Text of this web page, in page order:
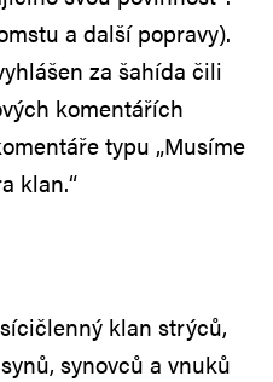
a další popravy).
za šahída čili
komentářích
typu „Musíme
klan.“
klan strýců,
synovců a vnuků